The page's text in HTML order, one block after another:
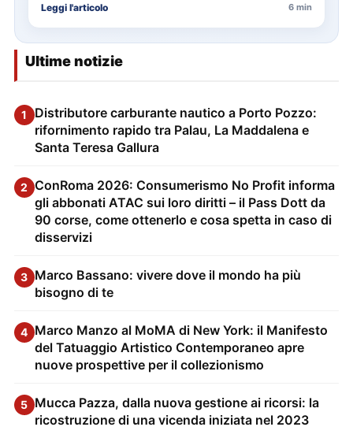
Leggi l'articolo 6 min
Ultime notizie
1
Distributore carburante nautico a Porto Pozzo:
rifornimento rapido tra Palau, La Maddalena e
Santa Teresa Gallura
2 ConRoma 2026: Consumerismo No Profit informa
gli abbonati ATAC sui loro diritti – il Pass Dott da
90 corse, come ottenerlo e cosa spetta in caso di
disservizi
3 Marco Bassano: vivere dove il mondo ha più
bisogno di te
4 Marco Manzo al MoMA di New York: il Manifesto
del Tatuaggio Artistico Contemporaneo apre
nuove prospettive per il collezionismo
5 Mucca Pazza, dalla nuova gestione ai ricorsi: la
ricostruzione di una vicenda iniziata nel 2023